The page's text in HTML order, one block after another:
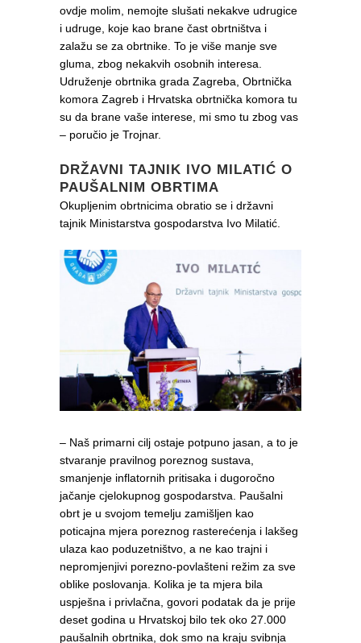
ovdje molim, nemojte slušati nekakve udrugice
i udruge, koje kao brane čast obrtništva i
zalažu se za obrtnike. To je više manje sve
gluma, zbog nekakvih osobnih interesa.
Udruženje obrtnika grada Zagreba, Obrtnička
komora Zagreb i Hrvatska obrtnička komora tu
su da brane vaše interese, mi smo tu zbog vas
– poručio je Trojnar.
DRŽAVNI TAJNIK IVO MILATIĆ O
PAUŠALNIM OBRTIMA
Okupljenim obrtnicima obratio se i državni
tajnik Ministarstva gospodarstva Ivo Milatić.
– Naš primarni cilj ostaje potpuno jasan, a to je
stvaranje pravilnog poreznog sustava,
smanjenje inflatornih pritisaka i dugoročno
jačanje cjelokupnog gospodarstva. Paušalni
obrt je u svojom temelju zamišljen kao
poticajna mjera poreznog rasterećenja i lakšeg
ulaza kao poduzetništvo, a ne kao trajni i
nepromjenjivi porezno-povlašteni režim za sve
oblike poslovanja. Kolika je ta mjera bila
uspješna i privlačna, govori podatak da je prije
deset godina u Hrvatskoj bilo tek oko 27.000
paušalnih obrtnika, dok smo na kraju svibnja